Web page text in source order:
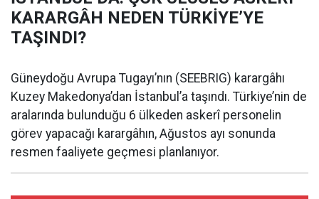
KARARGÂH NEDEN TÜRKİYE’YE
TAŞINDI?
Güneydoğu Avrupa Tugayı’nın (SEEBRIG) karargâhı
Kuzey Makedonya’dan İstanbul’a taşındı. Türkiye’nin de
aralarında bulunduğu 6 ülkeden askerî personelin
görev yapacağı karargâhın, Ağustos ayı sonunda
resmen faaliyete geçmesi planlanıyor.